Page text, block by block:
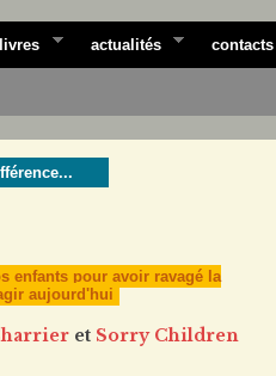
livres actualités contacts
enfants pour avoir ravagé la
aujourd'hui
et Sorry Children